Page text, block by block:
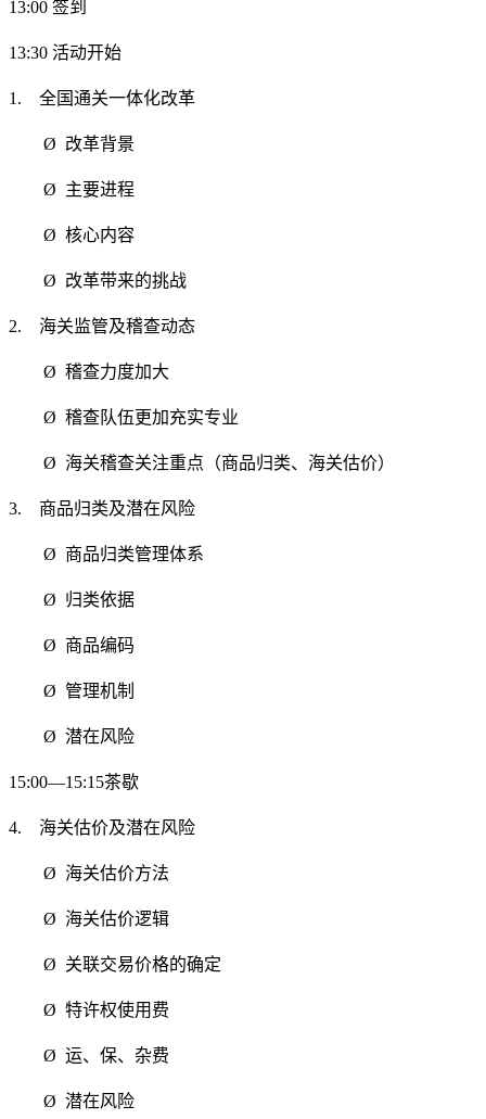
13:00 签到
13:30 活动开始
1. 全国通关一体化改革
Ø 改革背景
Ø 主要进程
Ø 核心内容
Ø 改革带来的挑战
2. 海关监管及稽查动态
Ø 稽查力度加大
Ø 稽查队伍更加充实专业
Ø 海关稽查关注重点（商品归类、海关估价）
3. 商品归类及潜在风险
Ø 商品归类管理体系
Ø 归类依据
Ø 商品编码
Ø 管理机制
Ø 潜在风险
15:00—15:15茶歇
4. 海关估价及潜在风险
Ø 海关估价方法
Ø 海关估价逻辑
Ø 关联交易价格的确定
Ø 特许权使用费
Ø 运、保、杂费
Ø 潜在风险